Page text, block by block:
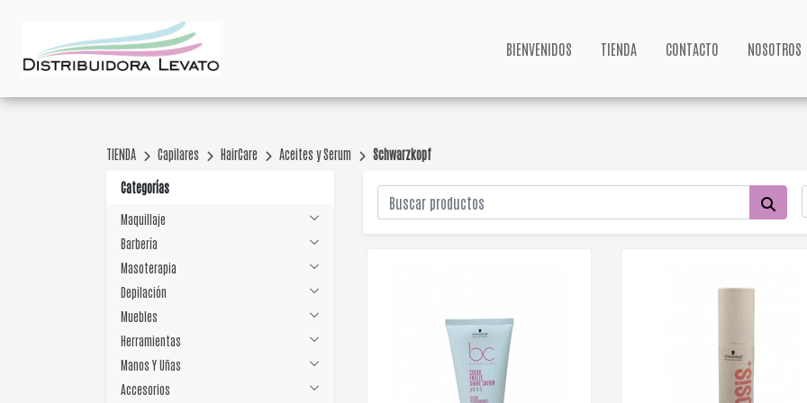
BIENVENIDOS TIENDA CONTACTO NOSOTROS
TIENDA Capilares HairCare Aceites y Serum Schwarzkopf
Categorías
Maquillaje
Barbería
Masoterapia
Depilación
Muebles
Herramientas
Manos Y Uñas
Accesorios